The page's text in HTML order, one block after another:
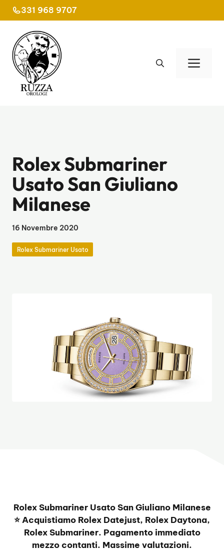
al
contenuto
331 968 9707
Rolex Submariner
Usato San Giuliano
Milanese
16 Novembre 2020
Rolex Submariner Usato
Rolex Submariner Usato San Giuliano Milanese
⭐ Acquistiamo Rolex Datejust, Rolex Daytona,
Rolex Submariner. Pagamento immediato
mezzo contanti. Massime valutazioni.